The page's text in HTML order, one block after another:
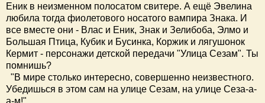
Еник в неизменном полосатом свитере. А ещё Эвелина
любила тогда фиолетового носатого вампира Знака. И
все вместе они - Влас и Еник, Знак и Зелибоба, Элмо и
Большая Птица, Кубик и Бусинка, Коржик и лягушонок
Кермит - персонажи детской передачи "Улица Сезам". Ты
помнишь?
"В мире столько интересно, совершенно неизвестного.
Убедишься в этом сам на улице Сезам, на улице Сеза-а-
а-м!"